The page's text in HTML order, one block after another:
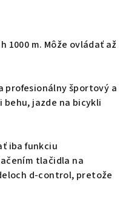
1000 m. Môže ovládať až
profesionálny športový a
jazde na bicykli
iba funkciu
tlačidla na
d-control, pretože